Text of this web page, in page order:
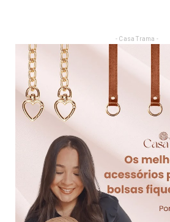
- Casa Trama -